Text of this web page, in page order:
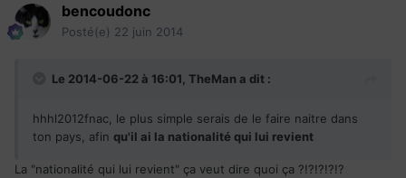
bencoudonc
Posté(e) 22 juin 2014
Le 2014-06-22 à 16:01, TheMan a dit :
hhhl2012fnac, le plus simple serais de le faire naitre dans
ton pays, afin qu'il ai la nationalité qui lui revient
La "nationalité qui lui revient" ça veut dire quoi ça ?!?!?!?!?